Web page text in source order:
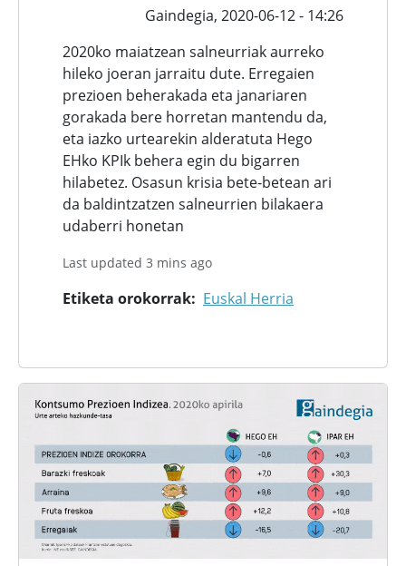
Gaindegia, 2020-06-12 - 14:26
2020ko maiatzean salneurriak aurreko
hileko joeran jarraitu dute. Erregaien
prezioen beherakada eta janariaren
gorakada bere horretan mantendu da,
eta iazko urtearekin alderatuta Hego
EHko KPIk behera egin du bigarren
hilabetez. Osasun krisia bete-betean ari
da baldintzatzen salneurrien bilakaera
udaberri honetan
Last updated 3 mins ago
Etiketa orokorrak Euskal Herria